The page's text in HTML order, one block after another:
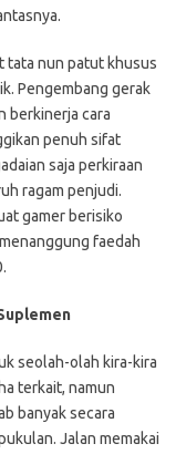
nun patut khusus
Pengembang gerak
berkinerja cara
penuh sifat
saja perkiraan
ragam penjudi.
gamer berisiko
faedah
seolah-olah kira-kira
terkait, namun
banyak secara
Jalan memakai